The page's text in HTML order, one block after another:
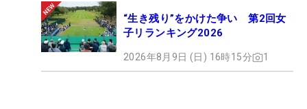
“生き残り”をかけた争い 第2回女
子リランキング2026
2026年8月9日 (日) 16時15分 1